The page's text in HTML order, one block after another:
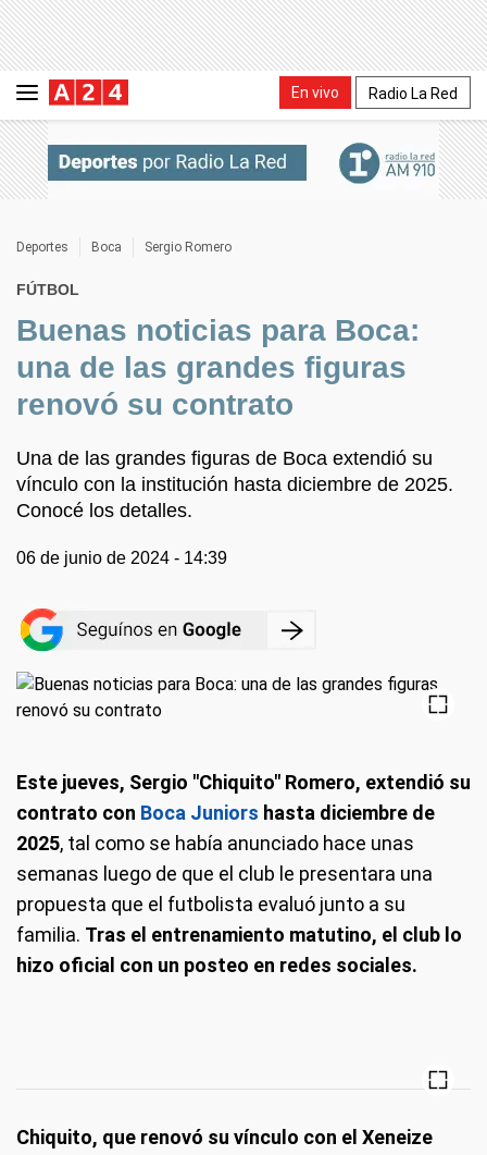
En vivo Radio La Red
Deportes Boca Sergio Romero
FÚTBOL
Buenas noticias para Boca:
una de las grandes figuras
renovó su contrato
Una de las grandes figuras de Boca extendió su
vínculo con la institución hasta diciembre de 2025.
Conocé los detalles.
06 de junio de 2024 - 14:39
Este jueves, Sergio "Chiquito" Romero, extendió su
contrato con Boca Juniors hasta diciembre de
2025, tal como se había anunciado hace unas
semanas luego de que el club le presentara una
propuesta que el futbolista evaluó junto a su
familia. Tras el entrenamiento matutino, el club lo
hizo oficial con un posteo en redes sociales.
Chiquito, que renovó su vínculo con el Xeneize